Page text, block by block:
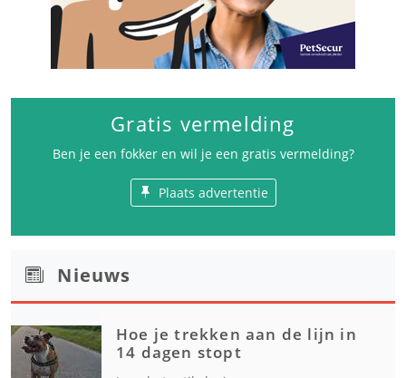
Gratis vermelding
Ben je een fokker en wil je een gratis vermelding?
Plaats advertentie
Nieuws
Hoe je trekken aan de lijn in
14 dagen stopt